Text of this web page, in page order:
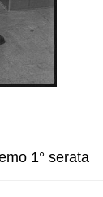
1° serata